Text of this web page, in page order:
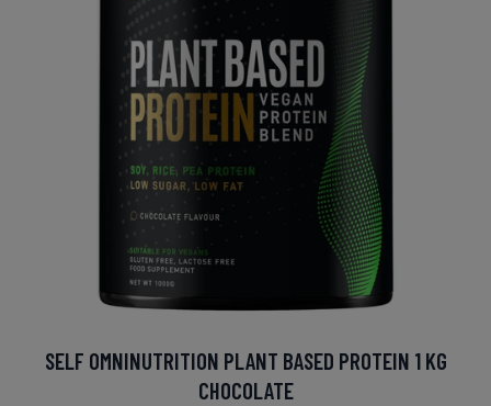
SELF OMNINUTRITION PLANT BASED PROTEIN 1 KG
CHOCOLATE